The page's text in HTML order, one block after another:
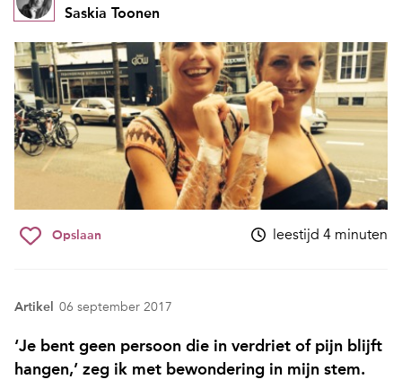
Saskia Toonen
Opslaan leestijd 4 minuten
Artikel 06 september 2017
‘Je bent geen persoon die in verdriet of pijn blijft
hangen,’ zeg ik met bewondering in mijn stem.